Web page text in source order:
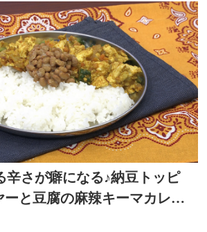
辛さが癖になる♪納豆トッピ
ーと豆腐の麻辣キーマカレ
チン別府ちゃん～